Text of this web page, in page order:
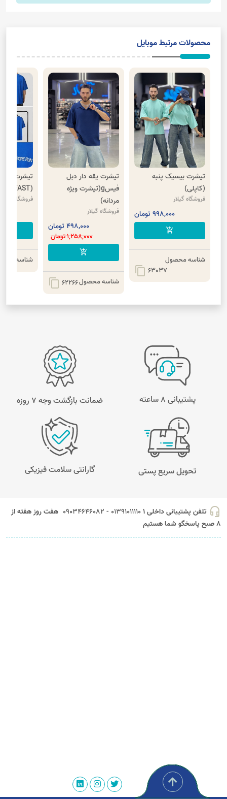
محصولات مرتبط موبایل
تیشرت بیسیک پنبه
(کاپلی)
فروشگاه گیلار
998,000 تومان
add_shopping_cart
شناسه محصول
63037
content_copy
تیشرت یقه دار دبل
فیسg(تیشرت ویژه
مردانه)
فروشگاه گیلار
498,000 تومان
1,258,000 تومان
add_shopping_cart
شناسه محصول62266
content_copy
تیشرت پنبه
(FAST)
فروشگاه گیلار
شناسه
پشتیبانی 8 ساعته ضمانت بازگشت وجه ۷ روزه
تحویل سریع پستی گارانتی سلامت فیزیکی
headset_mic تلفن پشتیبانی داخلی 1 01391011110 - 09034646082
هفت روز هفته از
8 صبح پاسخگو شما هستیم